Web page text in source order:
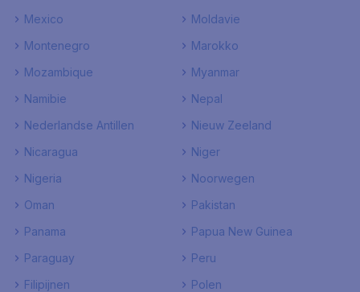
Mexico
Moldavie
Montenegro
Marokko
Mozambique
Myanmar
Namibie
Nepal
Nederlandse Antillen
Nieuw Zeeland
Nicaragua
Niger
Nigeria
Noorwegen
Oman
Pakistan
Panama
Papua New Guinea
Paraguay
Peru
Filipijnen
Polen